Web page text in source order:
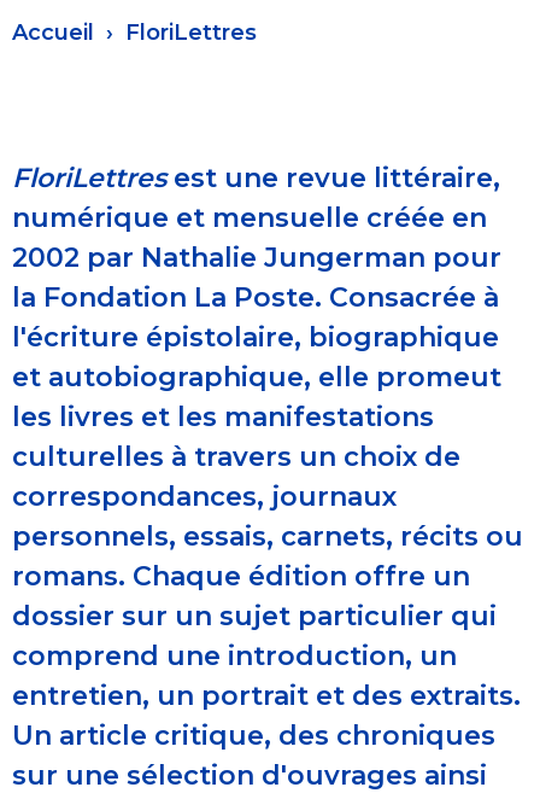
Fil
Accueil FloriLettres
FloriLettresest une revue littéraire,
numérique et mensuelle créée en
2002 par Nathalie Jungerman pour
la Fondation La Poste. Consacrée à
l'écriture épistolaire, biographique
et autobiographique, elle promeut
les livres et les manifestations
culturelles à travers un choix de
correspondances, journaux
personnels, essais, carnets, récits ou
romans. Chaque édition offre un
dossier sur un sujet particulier qui
comprend une introduction, un
entretien, un portrait et des extraits.
Un article critique, des chroniques
sur une sélection d'ouvrages ainsi